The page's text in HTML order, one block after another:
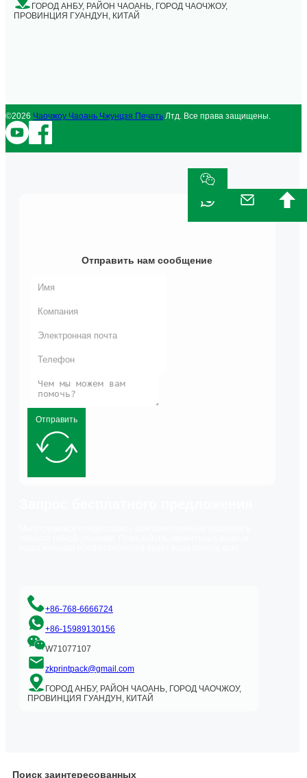
ГОРОД АНБУ, РАЙОН ЧАОАНЬ, ГОРОД ЧАОЧЖОУ,
ПРОВИНЦИЯ ГУАНДУН, КИТАЙ
©2026 Чаочжоу Чаоань Чжунцзя Печать Лтд. Все права защищены.
Отправить нам сообщение
Отправить
+86-768-6666724
+86-15989130156
W71077107
zkprintpack@gmail.com
ГОРОД АНБУ, РАЙОН ЧАОАНЬ, ГОРОД ЧАОЧЖОУ,
ПРОВИНЦИЯ ГУАНДУН, КИТАЙ
Поиск заинтересованных